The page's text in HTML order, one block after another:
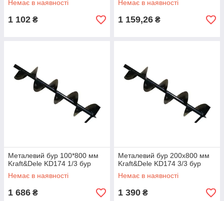
Немає в наявності
1 102 ₴
Немає в наявності
1 159,26 ₴
Металевий бур 100*800 мм
Kraft&Dele KD174 1/3 бур
Немає в наявності
1 686 ₴
Металевий бур 200х800 мм
Kraft&Dele KD174 3/3 бур
Немає в наявності
1 390 ₴